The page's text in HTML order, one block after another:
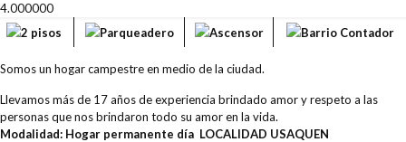
4.000000
2 pisos
Parqueadero Ascensor Barrio Contador
Somos un hogar campestre en medio de la ciudad.
Llevamos más de 17 años de experiencia brindado amor y respeto a las
personas que nos brindaron todo su amor en la vida.
Modalidad: Hogar permanente día LOCALIDAD USAQUEN